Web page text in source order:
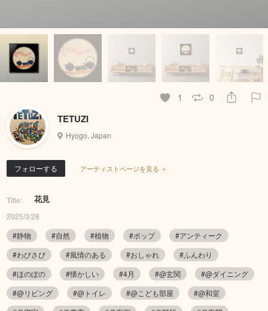
1 0
TETUZI
Hyogo, Japan
フォローする アーティストページを見る ＞
Title: 花見
2025/3/28
#静物
#自然 #植物 #ポップ
#アンティーク
#わびさび
#風情のある #おしゃれ
#ふんわり
#ほのぼの
#懐かしい #4月 #@玄関
#@ダイニング
#@リビング
#@トイレ #@こども部屋
#@和室